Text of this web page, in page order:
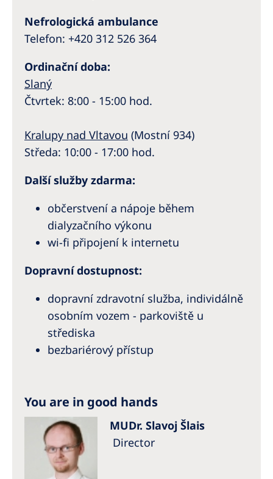
Nefrologická ambulance
Telefon: +420 312 526 364
Ordinační doba:
Slaný
Čtvrtek: 8:00 - 15:00 hod.
Kralupy nad Vltavou (Mostní 934)
Středa: 10:00 - 17:00 hod.
Další služby zdarma:
občerstvení a nápoje během
dialyzačního výkonu
wi-fi připojení k internetu
Dopravní dostupnost:
dopravní zdravotní služba, individálně
osobním vozem - parkoviště u
střediska
bezbariérový přístup
You are in good hands
MUDr. Slavoj Šlais
Director